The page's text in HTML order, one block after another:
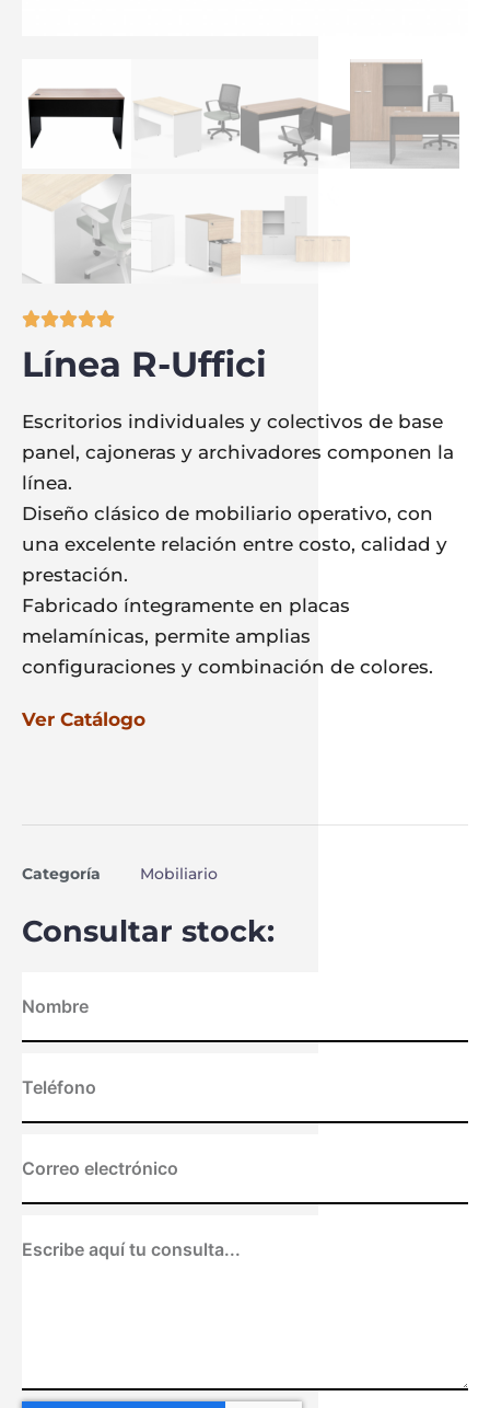

Línea R-Uffici
Escritorios individuales y colectivos de base
panel, cajoneras y archivadores componen la
línea.
Diseño clásico de mobiliario operativo, con
una excelente relación entre costo, calidad y
prestación.
Fabricado íntegramente en placas
melamínicas, permite amplias
configuraciones y combinación de colores.
Ver Catálogo
Categoría Mobiliario
Consultar stock: